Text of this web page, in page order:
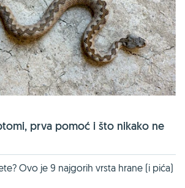
prva pomoć i što nikako ne
Ovo je 9 najgorih vrsta hrane (i pića)